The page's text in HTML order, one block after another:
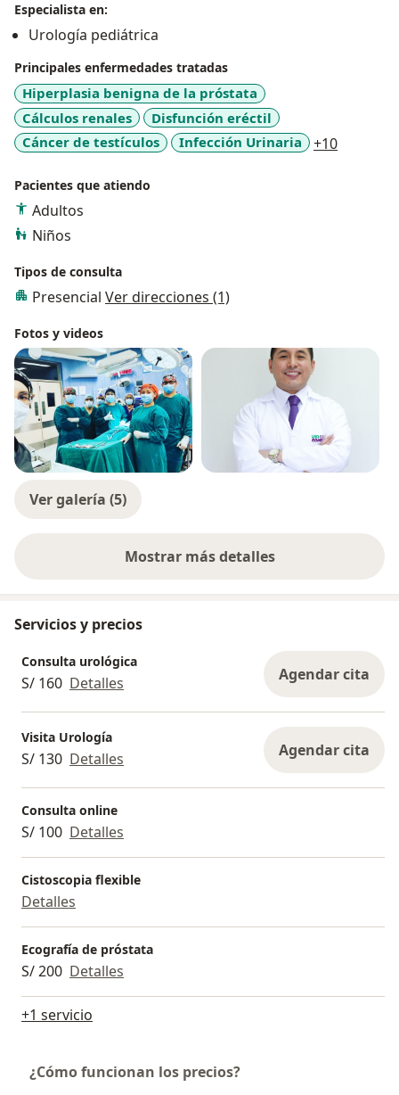
Instituto Nacional de Salud del Niño - San Borja.
Miembro asociado de la Sociedad Peruana de
Urología.
Miembro del Capítulo de UroPediatría de la Sociedad
Peruana de Urología.
Miembro de la Sociedad Iberoamericana de Urología
pediátrica y de la Confederación Americana de
Urología CAU.
Urología General (Adultos): Cálculos urinarios,
Infertilidad, Enfermedades de la próstata, Dolor
Especialista en:
Urología pediátrica
Principales enfermedades tratadas
Hiperplasia benigna de la próstata
Cálculos renales
Disfunción eréctil
Cáncer de testículos
Infección Urinaria +10
Pacientes que atiendo
Adultos
Niños
Tipos de consulta
Presencial Ver direcciones (1)
Fotos y videos
Ver galería (5)
Mostrar más detalles
sobre la experiencia
Servicios y precios
Consulta urológica
S/ 160 Detalles Agendar cita
Visita Urología
S/ 130 Detalles Agendar cita
Consulta online
S/ 100 Detalles
Cistoscopia flexible
Detalles
Ecografía de próstata
S/ 200 Detalles
+1 servicio
¿Cómo funcionan los precios?